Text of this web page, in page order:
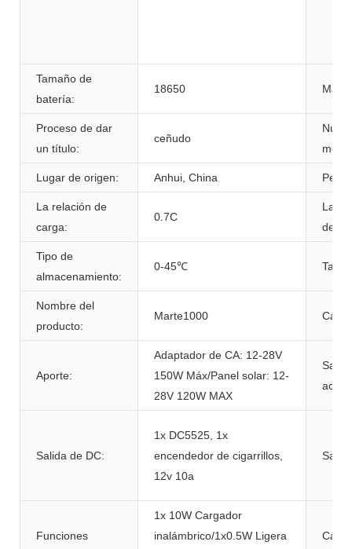
Tamaño de
batería:
18650
Proceso de dar
un título:
ceñudo
Lugar de origen: Anhui, China Peso:
La relación de
carga:
0.7C
La
Tipo de
almacenamiento:
0-45℃
Nombre del
producto:
Marte1000
Aporte:
Adaptador de CA: 12-28V
150W Máx/Panel solar: 12-
28V 120W MAX
Salida de DC:
1x DC5525, 1x
encendedor de cigarrillos,
12v 10a
Funciones
1x 10W Cargador
inalámbrico/1x0.5W Ligera